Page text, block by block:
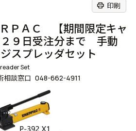
print 印刷
ＰＡＣ 【期間限定キャ
２９日受注分まで 手動
スプレッダセット
Set
相談窓口 048-662-4911